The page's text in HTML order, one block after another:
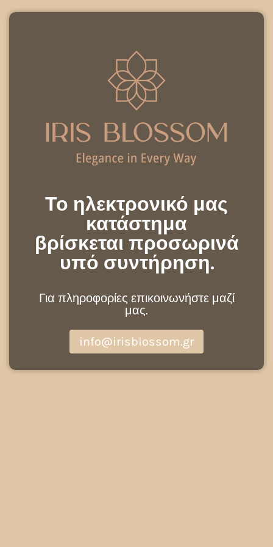
Το ηλεκτρονικό μας
κατάστημα
βρίσκεται προσωρινά
υπό συντήρηση.
Για πληροφορίες επικοινωνήστε μαζί
μας.
info@irisblossom.gr